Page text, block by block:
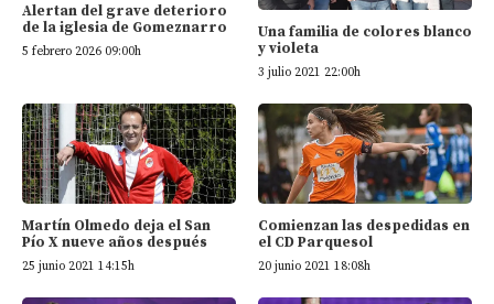
Alertan del grave deterioro
de la iglesia de Gomeznarro
5 febrero 2026 09:00h
Una familia de colores blanco
y violeta
3 julio 2021 22:00h
Martín Olmedo deja el San
Pío X nueve años después
25 junio 2021 14:15h
Comienzan las despedidas en
el CD Parquesol
20 junio 2021 18:08h